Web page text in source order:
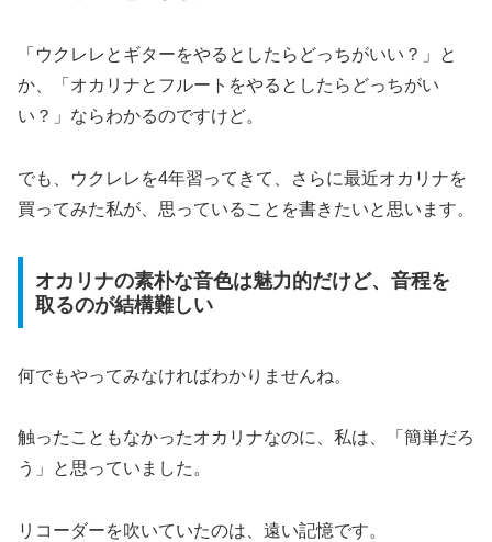
「ウクレレとギターをやるとしたらどっちがいい？」と
か、「オカリナとフルートをやるとしたらどっちがい
い？」ならわかるのですけど。
でも、ウクレレを4年習ってきて、さらに最近オカリナを
買ってみた私が、思っていることを書きたいと思います。
オカリナの素朴な音色は魅力的だけど、音程を
取るのが結構難しい
何でもやってみなければわかりませんね。
触ったこともなかったオカリナなのに、私は、「簡単だろ
う」と思っていました。
リコーダーを吹いていたのは、遠い記憶です。